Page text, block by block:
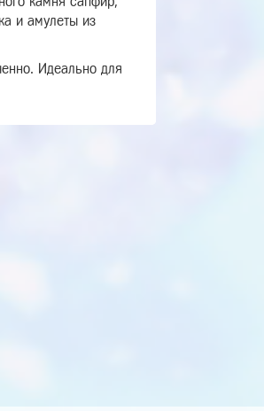
и амулеты из
Идеально для